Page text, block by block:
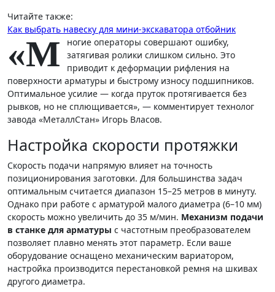
Читайте также:
Как выбрать навеску для мини-экскаватора отбойник
«М
ногие операторы совершают ошибку,
затягивая ролики слишком сильно. Это
приводит к деформации рифления на
поверхности арматуры и быстрому износу подшипников.
Оптимальное усилие — когда пруток протягивается без
рывков, но не сплющивается», — комментирует технолог
завода «МеталлСтан» Игорь Власов.
Настройка скорости протяжки
Скорость подачи напрямую влияет на точность
позиционирования заготовки. Для большинства задач
оптимальным считается диапазон 15–25 метров в минуту.
Однако при работе с арматурой малого диаметра (6–10 мм)
скорость можно увеличить до 35 м/мин. Механизм подачи
в станке для арматуры с частотным преобразователем
позволяет плавно менять этот параметр. Если ваше
оборудование оснащено механическим вариатором,
настройка производится перестановкой ремня на шкивах
другого диаметра.